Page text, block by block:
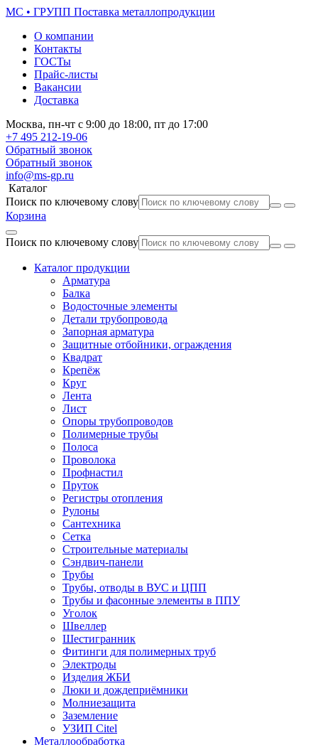
МС • ГРУПП Поставка металлопродукции
О компании
Контакты
ГОСТы
Прайс-листы
Вакансии
Доставка
Москва, пн-чт с 9:00 до 18:00, пт до 17:00
+7 495 212-19-06
Обратный звонок
Обратный звонок
info@ms-gp.ru
Каталог
Поиск по ключевому слову
Корзина
Поиск по ключевому слову
Каталог продукции
Арматура
Балка
Водосточные элементы
Детали трубопровода
Запорная арматура
Защитные отбойники, ограждения
Квадрат
Крепёж
Круг
Лента
Лист
Опоры трубопроводов
Полимерные трубы
Полоса
Проволока
Профнастил
Пруток
Регистры отопления
Рулоны
Сантехника
Сетка
Строительные материалы
Сэндвич-панели
Трубы
Трубы, отводы в ВУС и ЦПП
Трубы и фасонные элементы в ППУ
Уголок
Швеллер
Шестигранник
Фитинги для полимерных труб
Электроды
Изделия ЖБИ
Люки и дождеприёмники
Молниезащита
Заземление
УЗИП Citel
Металлообработка